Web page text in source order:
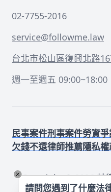
02-7755-2016
service@followme.law
台北市松山區復興北路
週一至週五 09:00~18:00
民事案件刑事案件勞資
欠錢不還律師推薦隱私
Copyright ©2026喆
請問您遇到了什麼法